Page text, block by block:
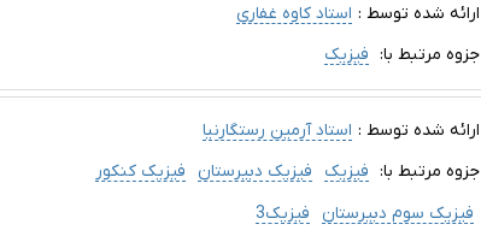
ارائه شده توسط : استاد کاوه غفاری
جزوه مرتبط با: فیزیک
ارائه شده توسط : استاد آرمین رستگارنیا
جزوه مرتبط با: فیزیک فیزیک دبیرستان
فیزیک کنکور
فیزیک سوم دبیرستان
فیزیک3